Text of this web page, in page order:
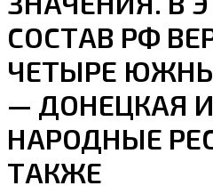
СОСТАВ РФ
ЧЕТЫРЕ
— ДОНЕЦКАЯ
НАРОДНЫЕ
ТАКЖЕ